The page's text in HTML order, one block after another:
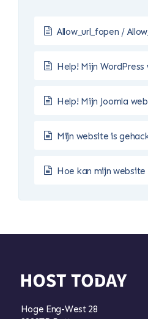
Allow_url_fopen /
Help! Mijn
Help! Mijn Joomla
Mijn website is
Hoe kan mijn
Hoge Eng-West 28